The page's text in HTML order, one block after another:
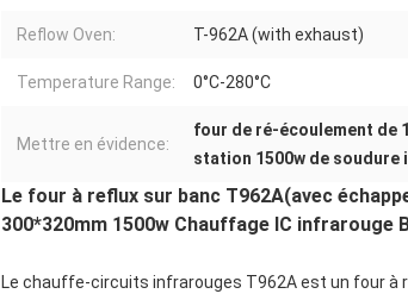
Reflow Oven: T-962A (with exhaust)
Temperature Range: 0°C-280°C
Mettre en évidence:
four de ré-écoulement de
station 1500w de soudure
Le four à reflux sur banc T962A(avec
300*320mm 1500w Chauffage IC infrarouge
Le chauffe-circuits infrarouges T962A est un four à